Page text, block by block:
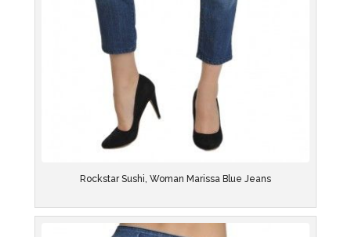
Rockstar Sushi, Woman Marissa Blue Jeans